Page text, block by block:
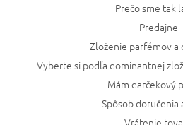
Prečo sme tak
Predajne
Zloženie parfémov a
Vyberte si podľa dominantnej
Mám darčekový
Spôsob doručenia